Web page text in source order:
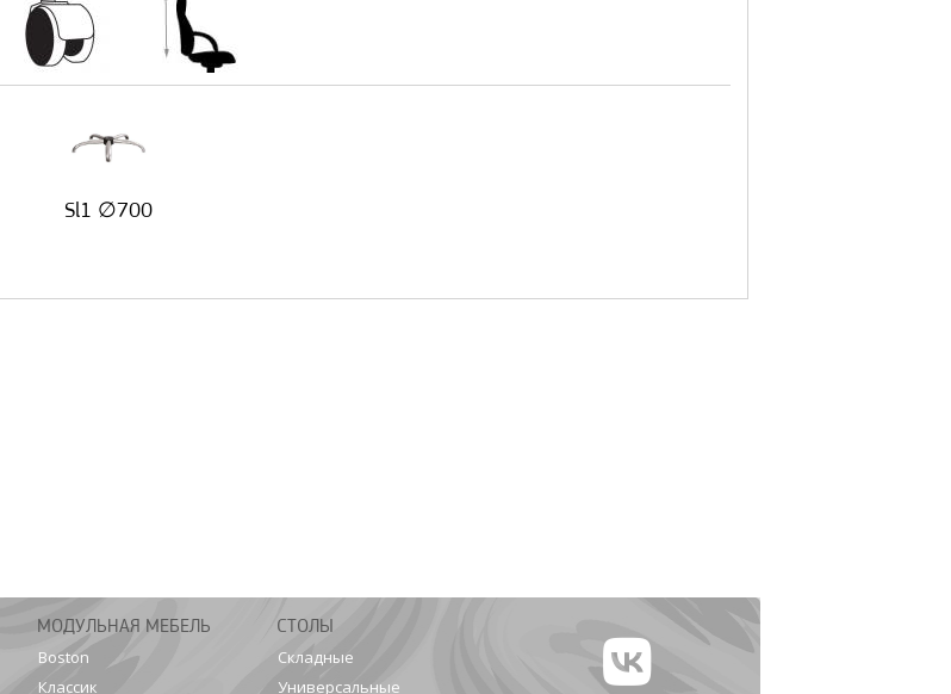
Sl1 ∅700
МОДУЛЬНАЯ МЕБЕЛЬ
Boston
Классик
СТОЛЫ
Складные
Универсальные